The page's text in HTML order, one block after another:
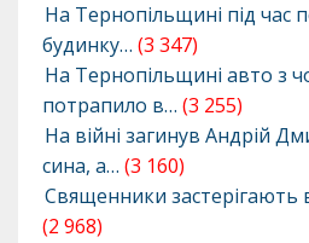
На Тернопільщині під час
будинку… (3 347)
На Тернопільщині авто з
потрапило в… (3 255)
На війні загинув Андрій
сина, а… (3 160)
Священники застерігають
(2 968)